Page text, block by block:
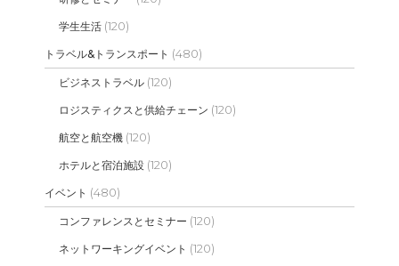
学生生活 (120)
トラベル&トランスポート (480)
ビジネストラベル (120)
ロジスティクスと供給チェーン (120)
航空と航空機 (120)
ホテルと宿泊施設 (120)
イベント (480)
コンファレンスとセミナー (120)
ネットワーキングイベント (120)